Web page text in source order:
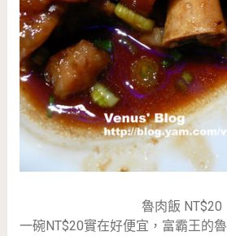
魯肉飯 NT$20
一碗NT$20實在好便宜，富霸王的